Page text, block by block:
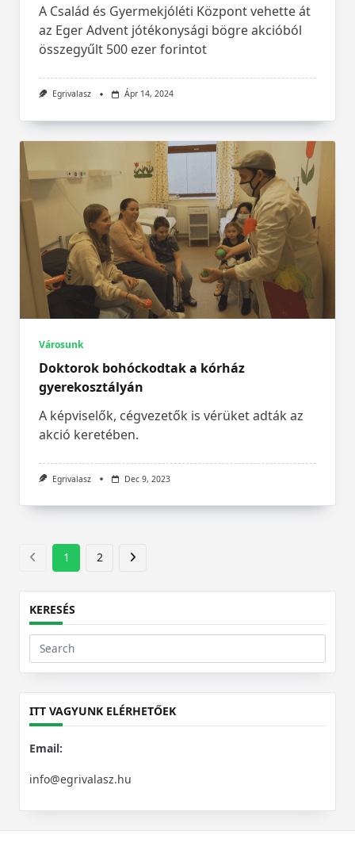
A Család és Gyermekjóléti Központ vehette át
az Eger Advent jótékonysági bögre akcióból
összegyűlt 500 ezer forintot
Egrivalasz Ápr 14, 2024
Városunk
Doktorok bohóckodtak a kórház
gyerekosztályán
A képviselők, cégvezetők is vérüket adták az
akció keretében.
Egrivalasz Dec 9, 2023
1 2
KERESÉS
Search
for:
ITT VAGYUNK ELÉRHETŐEK
Email:
info@egrivalasz.hu